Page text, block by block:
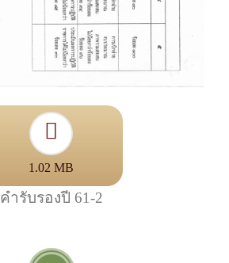
1.02 MB
คำรับรองปี 61-2